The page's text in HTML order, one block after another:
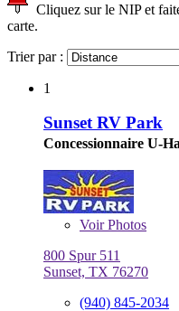
Cliquez sur le NIP et
carte.
Trier par :
1
Sunset RV Park
Concessionnaire U-
VoirPhotos
800 Spur 511
Sunset, TX 76270
(940) 845-2034